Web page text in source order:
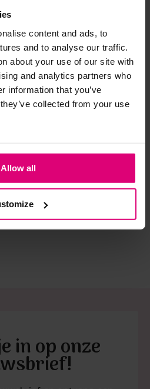
content and ads, to
and to analyse our traffic.
about your use of our site with
and analytics partners who
information that you’ve
collected from your use
Allow all
zijn niet bestand tegen de hitte
droogtrommel. Ook in veel
verwerkt en mogen dus
of in de droogtrommel.
advies op maat.
€ 69,95
in op onze